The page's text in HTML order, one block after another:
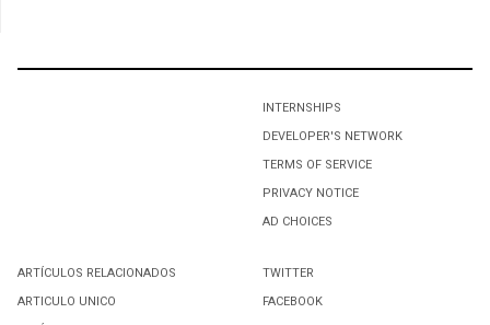
Presentan en SLP estructura del Movimiento Nacional
LA NUEVA ESPERANZA POR EL BUEN VIVIR.
INTERNSHIPS
DEVELOPER'S NETWORK
TERMS OF SERVICE
PRIVACY NOTICE
AD CHOICES
ARTÍCULOS RELACIONADOS
ARTICULO UNICO
TWITTER
FACEBOOK